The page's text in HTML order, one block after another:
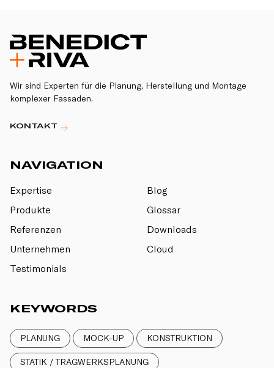
Wir sind Experten für die Planung, Herstellung und Montage
komplexer Fassaden.
KONTAKT
NAVIGATION
Expertise
Produkte
Referenzen
Unternehmen
Testimonials
Blog
Glossar
Downloads
Cloud
KEYWORDS
PLANUNG MOCK-UP KONSTRUKTION
STATIK / TRAGWERKSPLANUNG